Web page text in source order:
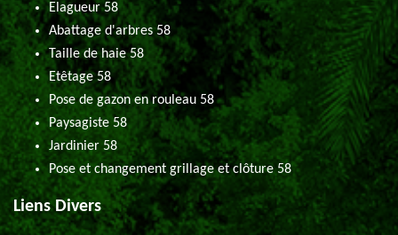
Elagueur 58
Abattage d'arbres 58
Taille de haie 58
Etêtage 58
Pose de gazon en rouleau 58
Paysagiste 58
Jardinier 58
Pose et changement grillage et clôture 58
Liens Divers